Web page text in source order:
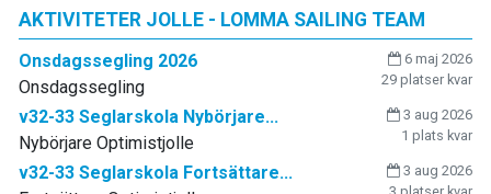
AKTIVITETER JOLLE - LOMMA SAILING TEAM
Onsdagssegling 2026
6 maj 2026
29 platser kvar
Onsdagssegling
v32-33 Seglarskola Nybörjare...
3 aug 2026
1 plats kvar
Nybörjare Optimistjolle
v32-33 Seglarskola Fortsättare...
3 aug 2026